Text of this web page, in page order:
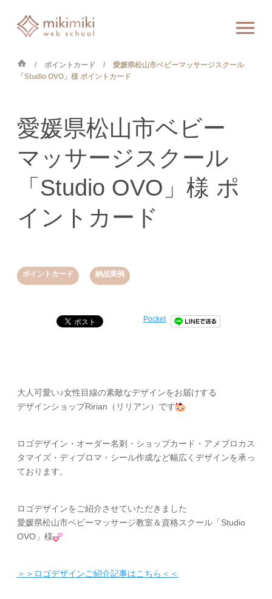
ポイントカード
愛媛県松山市ベビーマッサージスクール
「Studio OVO」様 ポイントカード
ポイントカード 納品実例
愛媛県松山市ベビー
マッサージスクール
「Studio OVO」様 ポ
イントカード
Pocket
大人可愛い♪女性目線の素敵なデザインをお届けする
デザインショップRirian（リリアン）です
ロゴデザイン・オーダー名刺・ショップカード・アメブロカス
タマイズ・ディプロマ・シール作成など幅広くデザインを承っ
ております。
ロゴデザインをご紹介させていただきました
愛媛県松山市ベビーマッサージ教室＆資格スクール「Studio
OVO」様
＞＞ロゴデザインご紹介記事はこちら＜＜